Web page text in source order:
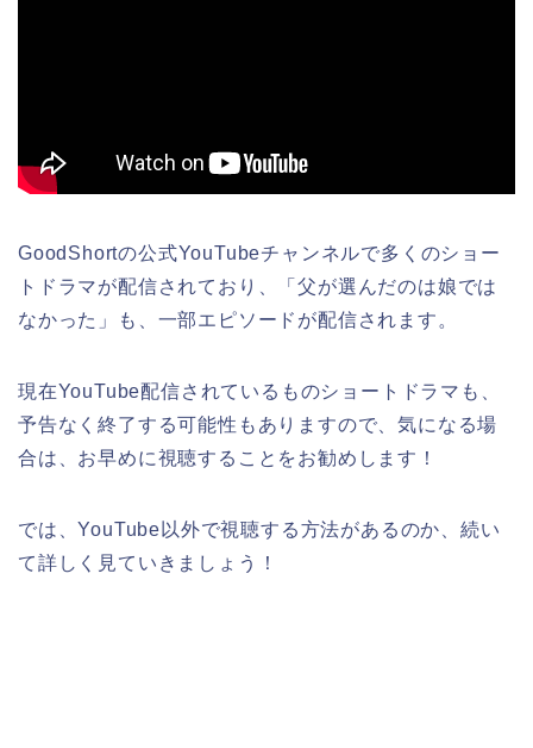
GoodShortの公式YouTubeチャンネルで多くのショー
トドラマが配信されており、「父が選んだのは娘では
なかった」
も 、一部エピソードが配信されます。
現在YouTube配信されているものショートドラマも、
予告なく終了する可能性もありますので、気になる場
合は、お早めに視聴することをお勧めします！
では、YouTube以外で視聴する方法があるのか、続い
て詳しく見ていきましょう！